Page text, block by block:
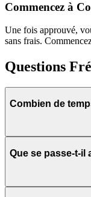
Commencez à
Une fois approuvé,
sans frais.
Questions
Combien de
Que se passe-t-il